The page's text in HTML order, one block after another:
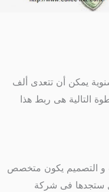
يمكن أن تتعدى ألف
التالية هى ربط هذا
و التصميم يكون متخصص
ستجدها فى شركة